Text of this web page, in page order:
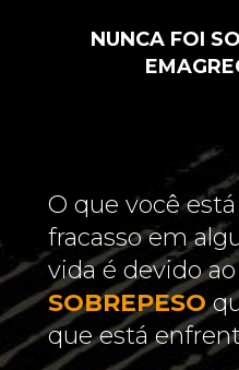
O que você
fracasso em
vida é devido ao
SOBREPESO
que está
NUNCA FOI